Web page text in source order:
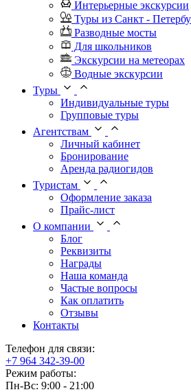
Интерьерные экскурсии
Туры из Санкт -
Разводные мосты
Для школьников
Экскурсии на метеорах
Водные экскурсии
Туры
Индивидуальные туры
Групповые туры
Агентствам
Личный кабинет
Бронирование
Аренда радиогидов
Туристам
Оформление заказа
Прайс-лист
О компании
Блог
Реквизиты
Награды
Наша команда
Частые вопросы
Как оплатить
Отзывы
Контакты
Телефон для связи:
+7 964 342-39-00
Режим работы:
Пн-Вс: 9:00 - 21:00